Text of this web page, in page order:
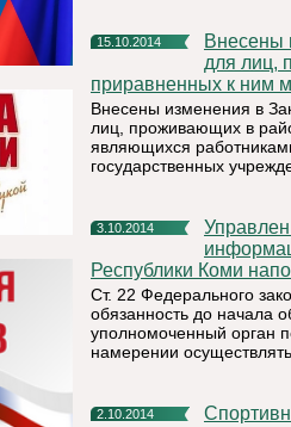
15.10.2014
Внесены изменения в Закон РК «О гарантиях и компенсациях
для лиц,
приравненных к ним
Внесены изменения в
лиц, проживающих в
являющихся
государственных
3.10.2014
Управление Федеральной службы по надзору в сфере связи,
Республики Коми
Ст. 22 Федерального
обязанность до начала
уполномоченный орган
намерении
2.10.2014